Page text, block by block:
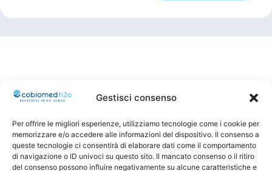
Gestisci consenso
Per offrire le migliori esperienze, utilizziamo tecnologie come i cookie per
memorizzare e/o accedere alle informazioni del dispositivo. Il consenso a
queste tecnologie ci consentirà di elaborare dati come il comportamento
di navigazione o ID univoci su questo sito. Il mancato consenso o il ritiro
del consenso possono influire negativamente su alcune caratteristiche e